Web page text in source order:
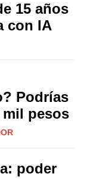
15 años
con IA
Podrías
mil pesos
poder